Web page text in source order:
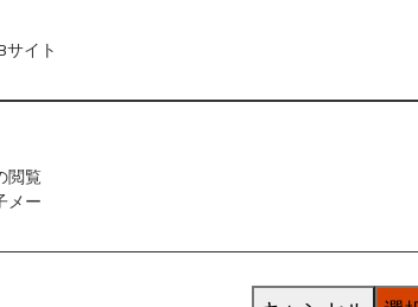
ーアルし、2022年のエアバスA380型
やお子様への教育、DEI、環境保全を目
サイト
閲覧
メー